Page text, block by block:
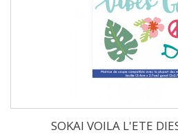
SOKAI VOILA L'ETE